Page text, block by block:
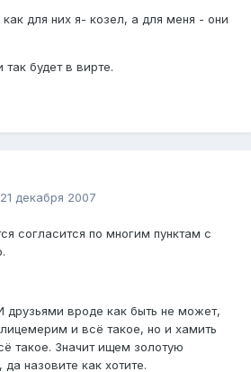
для них я- козел, а для меня - они
будет в вирте.
21 декабря 2007
согласится по многим пунктам с
друзьями вроде как быть не может,
и всё такое, но и хамить
такое. Значит ищем золотую
назовите как хотите.